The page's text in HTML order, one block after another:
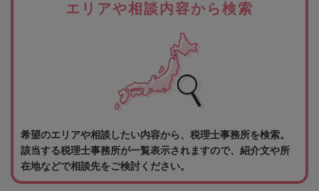
エリアや相談内容から検索
希望のエリアや相談したい内容から、税理士事務所を検索。
該当する税理士事務所が一覧表示されますので、紹介文や所
在地などで相談先をご検討ください。